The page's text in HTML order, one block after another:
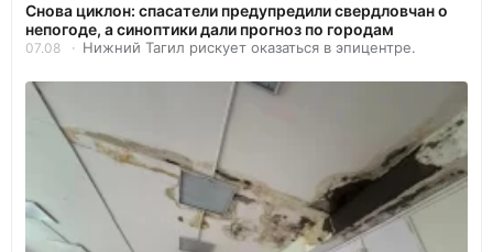
Снова циклон: спасатели предупредили свердловчан о
непогоде, а синоптики дали прогноз по городам
07.08 Нижний Тагил рискует оказаться в эпицентре.